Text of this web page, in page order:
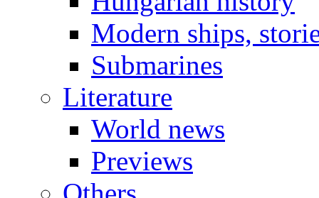
Modern ships,
Submarines
Literature
World news
Previews